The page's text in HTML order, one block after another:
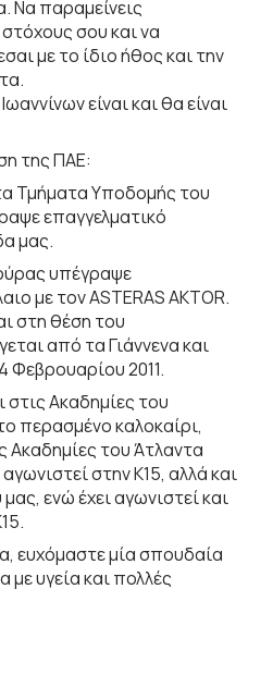
Να παραμείνεις
σου και να
με το ίδιο ήθος και την
είναι και θα είναι
της ΠΑΕ:
Τμήματα Υποδομής του
επαγγελματικό
μας.
υπέγραψε
με τον ASTERAS AKTOR.
στη θέση του
από τα Γιάννενα και
Φεβρουαρίου 2011.
Ακαδημίες του
περασμένο καλοκαίρι,
Ακαδημίες του Άτλαντα
στην Κ15, αλλά και
ενώ έχει αγωνιστεί και
ευχόμαστε μία σπουδαία
με υγεία και πολλές